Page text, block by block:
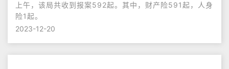
上午，该局共收到报案592起。其中，财产险591起，人身
险1起。
2023-12-20